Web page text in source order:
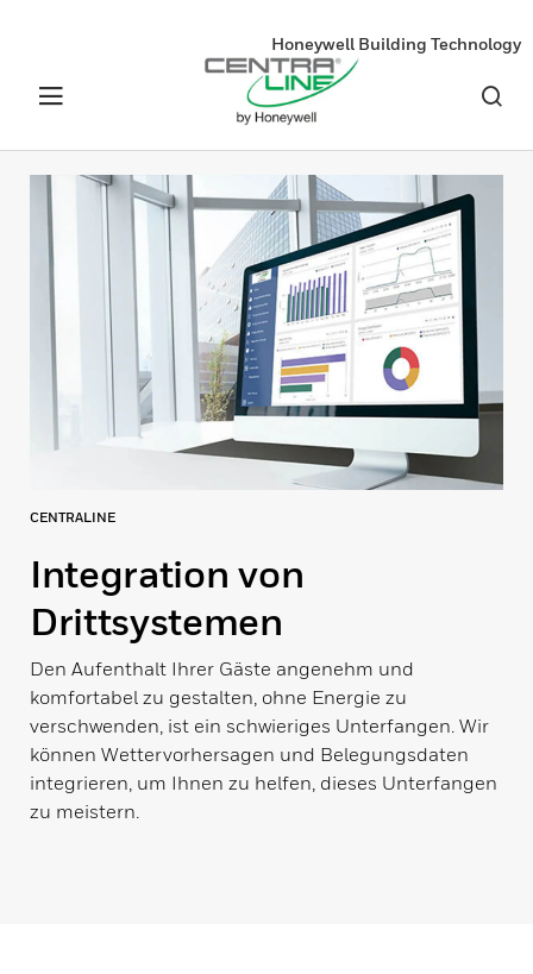
Honeywell Building Technology
CENTRALINE
Integration von
Drittsystemen
Den Aufenthalt Ihrer Gäste angenehm und
komfortabel zu gestalten, ohne Energie zu
verschwenden, ist ein schwieriges Unterfangen. Wir
können Wettervorhersagen und Belegungsdaten
integrieren, um Ihnen zu helfen, dieses Unterfangen
zu meistern.